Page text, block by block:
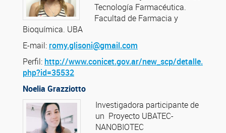
Tecnología Farmacéutica.
Facultad de Farmacia y
Bioquímica. UBA
E-mail: romy.glisoni@gmail.com
Perfil: http://www.conicet.gov.ar/new_scp/detalle.
php?id=35532
Noelia Grazziotto
Investigadora participante de
un Proyecto UBATEC-
NANOBIOTEC